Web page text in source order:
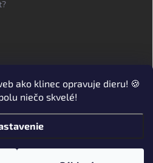
ako klinec opravuje dieru! 🍪
niečo skvelé!
práva vyhradené.Upraviť nastavenie